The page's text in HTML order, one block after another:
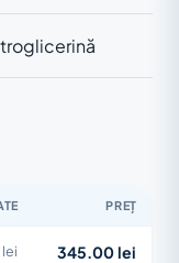
PREȚ
lei 345.00 lei